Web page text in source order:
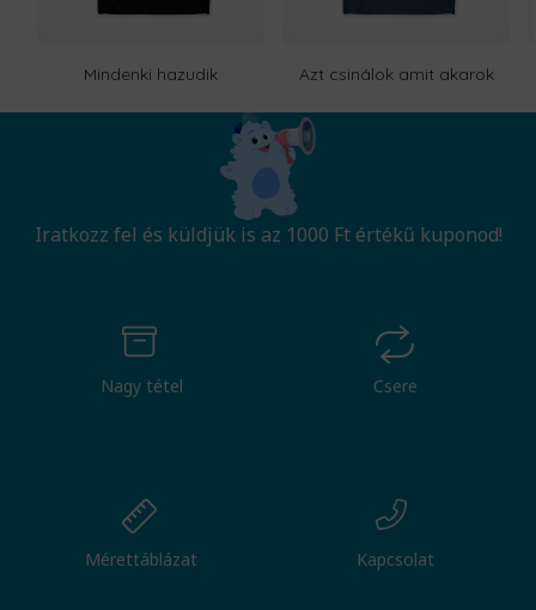
Mindenki hazudik Azt csinálok amit akarok
Iratkozz fel és küldjük is az 1000 Ft értékű kuponod!
Nagy tétel Csere
Mérettáblázat Kapcsolat